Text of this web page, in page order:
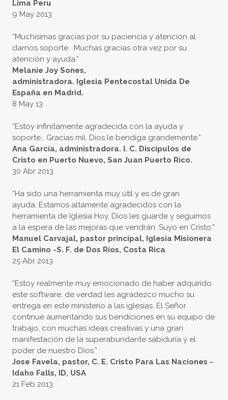
Lima Peru
9 May 2013
“Muchísimas gracias por su paciencia y atención al
darnos soporte. Muchas gracias otra vez por su
atención y ayuda.”
Melanie Joy Sones,
administradora. Iglesia Pentecostal Unida De
España en Madrid.
8 May 13
“Estoy infinitamente agradecida con la ayuda y
soporte… Gracias mil. Dios le bendiga grandemente.”
Ana García, administradora. I. C. Discípulos de
Cristo en Puerto Nuevo, San Juan Puerto Rico.
​30 Abr 2013
“Ha sido una herramienta muy útil y es de gran
ayuda. Estamos altamente agradecidos con la
herramienta de Iglesia Hoy, Dios les guarde y seguimos
a la espera de las mejoras que vendrán. Suyo en Cristo.”
Manuel Carvajal, pastor principal, Iglesia Misionera
El Camino -S. F. de Dos Ríos, Costa Rica
25 Abr 2013
“Estoy realmente muy emocionado de haber adquirido
este software, de verdad les agradezco mucho su
entrega en este ministerio a las iglesias. El Señor
continue aumentando sus bendiciones en su equipo de
trabajo, con muchas ideas creativas y una gran
manifestación de la superabundante sabiduría y el
poder de nuestro Dios.”
Jose Favela, pastor, C. E. Cristo Para Las Naciones -
Idaho Falls, ID, USA
​21 Feb 2013